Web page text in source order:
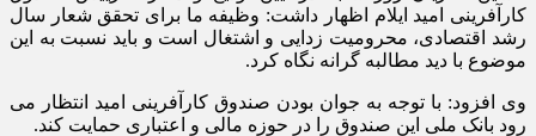
کارآفرینی امید ایلام اظهار داشت: وظیفه ما برای تحقق شعار سال
رشد اقتصادی، محرومیت زدایی و اشتغال است و باید نسبت به این
موضوع با دید مطالبه گرانه نگاه کرد.
وی افزود: با توجه به جوان بودن صندوق کارآفرینی امید انتظار می
رود بانک ملی این صندوق را در حوزه مالی و اعتباری حمایت کند.